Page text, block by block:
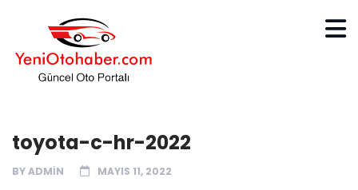
toyota-c-hr-2022
BYADMIN MAYIS 11, 2022